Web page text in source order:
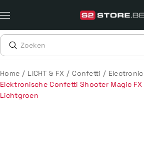
naar
content
Home / LICHT & FX / Confetti / Electronic
Elektronische Confetti Shooter Magic FX
Lichtgroen